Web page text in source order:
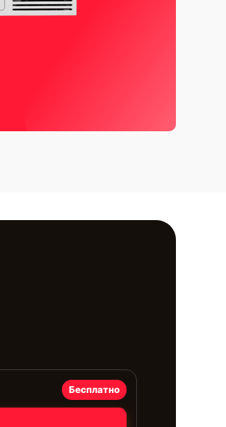
Бесплатно